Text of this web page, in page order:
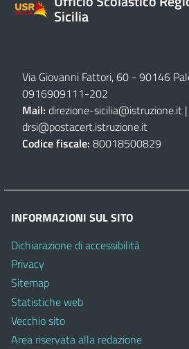
Sicilia
Via Giovanni Fattori, 60 - 90146
0916909111-202
Mail: direzione-sicilia@istruzione.it |
drsi@postacert.istruzione.it
Codice fiscale: 80018500829
INFORMAZIONI SUL SITO
Dichiarazione di accessibilità
Privacy
Sitemap
Statistiche web
Vecchio sito
Area riservata alla redazione